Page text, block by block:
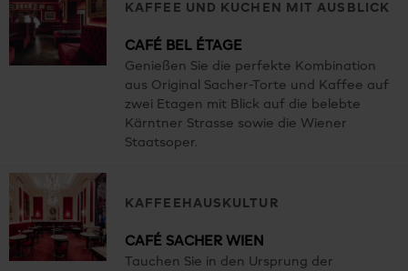
KAFFEE UND KUCHEN MIT AUSBLICK
CAFÉ BEL ÉTAGE
Genießen Sie die perfekte Kombination
aus Original Sacher-Torte und Kaffee auf
zwei Etagen mit Blick auf die belebte
Kärntner Strasse sowie die Wiener
Staatsoper.
KAFFEEHAUSKULTUR
CAFÉ SACHER WIEN
Tauchen Sie in den Ursprung der